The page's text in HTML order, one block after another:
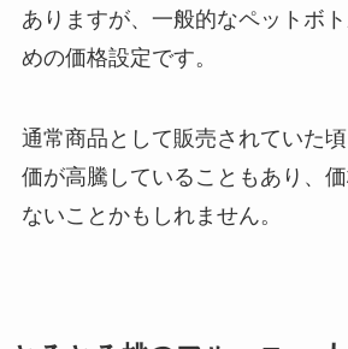
ありますが、一般的なペットボ
めの価格設定です。
通常商品として販売されていた
価が高騰していることもあり、
ないことかもしれません。